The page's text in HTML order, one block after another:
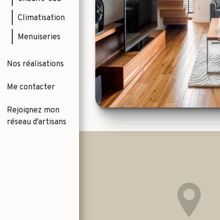
Climatisation
Menuiseries
Nos réalisations
Me contacter
Rejoignez mon
réseau d'artisans